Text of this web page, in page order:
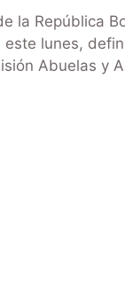
la República
este lunes,
Abuelas y